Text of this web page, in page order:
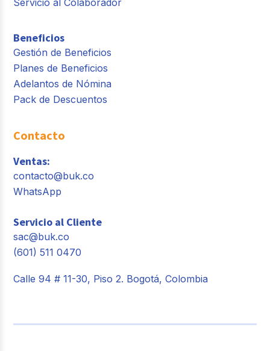
Servicio al Colaborador
Beneficios
Gestión de Beneficios
Planes de Beneficios
Adelantos de Nómina
Pack de Descuentos
Contacto
Ventas:
contacto@buk.co
WhatsApp
Servicio al Cliente
sac@buk.co
(601) 511 0470
Calle 94 # 11-30, Piso 2. Bogotá, Colombia